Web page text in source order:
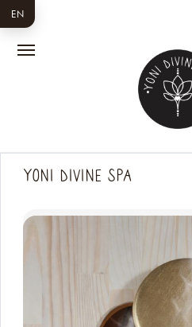
EN
YONI DIVINE SPA